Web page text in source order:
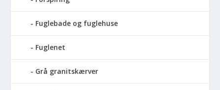
Fuglebade og fuglehuse
Fuglenet
Grå granitskærver